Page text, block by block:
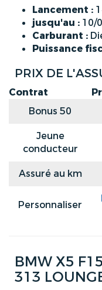
Lancement :
jusqu'au : 10/
Carburant :
Puissance
PRIX DE
Contrat
Bonus 50
Jeune
conducteur
Assuré au km
Personnaliser
BMW X5
313